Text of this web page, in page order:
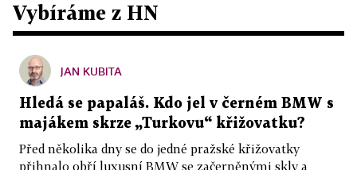
Vybíráme z HN
JAN KUBITA
Hledá se papaláš. Kdo jel v černém BMW s
majákem skrze „Turkovu“ křižovatku?
Před několika dny se do jedné pražské křižovatky
přihnalo obří luxusní BMW se začerněnými skly a